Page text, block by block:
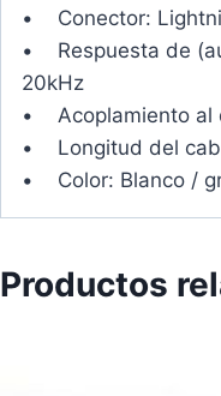
• Conector:
• Respuesta de
20kHz
• Acoplamiento al
• Longitud del
• Color: Blanco /
Productos